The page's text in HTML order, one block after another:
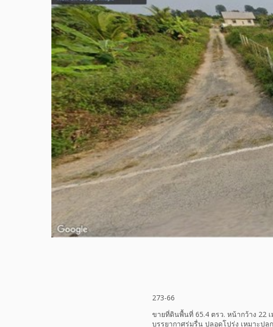
273-66
ขายที่ดินพื้นที่ 65.4 ตรว. หน้ากว้าง 22 เ
บรรยากาศร่มรื่น ปลอดโปร่ง เหมาะป